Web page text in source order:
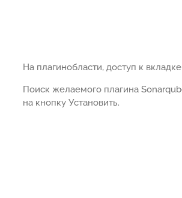
На плагинобласти, доступ к
Поиск желаемого плагина
на кнопку Установить.